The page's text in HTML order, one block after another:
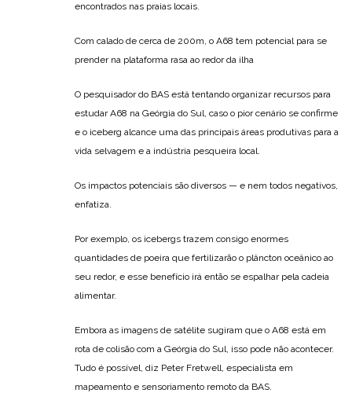
encontrados nas praias locais.
Com calado de cerca de 200m, o A68 tem potencial para se
prender na plataforma rasa ao redor da ilha
O pesquisador do BAS está tentando organizar recursos para
estudar A68 na Geórgia do Sul, caso o pior cenário se confirme
e o iceberg alcance uma das principais áreas produtivas para a
vida selvagem e a indústria pesqueira local.
Os impactos potenciais são diversos — e nem todos negativos,
enfatiza.
Por exemplo, os icebergs trazem consigo enormes
quantidades de poeira que fertilizarão o plâncton oceânico ao
seu redor, e esse benefício irá então se espalhar pela cadeia
alimentar.
Embora as imagens de satélite sugiram que o A68 está em
rota de colisão com a Geórgia do Sul, isso pode não acontecer.
Tudo é possível, diz Peter Fretwell, especialista em
mapeamento e sensoriamento remoto da BAS.